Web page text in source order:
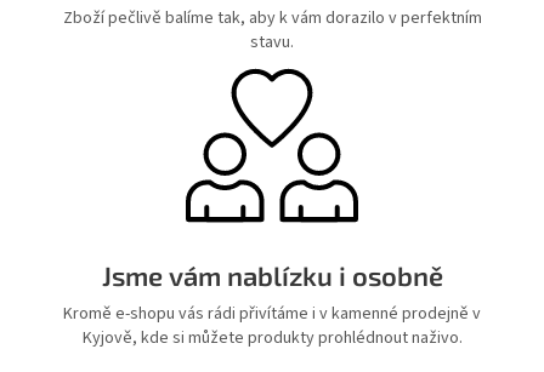
Zboží pečlivě balíme tak, aby k vám dorazilo v perfektním
stavu.
Jsme vám nablízku i osobně
Kromě e-shopu vás rádi přivítáme i v kamenné prodejně v
Kyjově, kde si můžete produkty prohlédnout naživo.